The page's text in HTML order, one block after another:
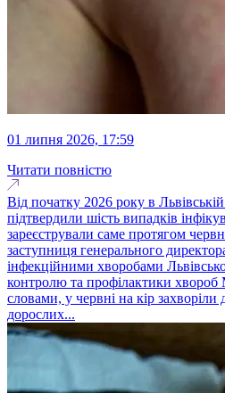
01 липня 2026, 17:59
Читати повністю
Від початку 2026 року в
підтвердили шість випадків
зареєстрували саме протягом
заступниця генерального
інфекційними хворобами
контролю та профілактики хвороб
словами, у червні на кір захворіли
дорослих...